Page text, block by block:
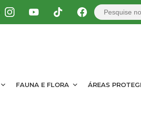
FAUNA E FLORA ÁREAS